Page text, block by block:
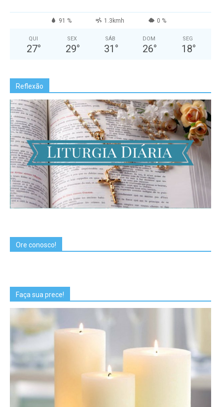
91 % 1.3kmh 0 %
QUI
27°
SEX
29°
SÁB
31 °
DOM
26°
SEG
18°
Reflexão
Ore conosco!
Faça sua prece!